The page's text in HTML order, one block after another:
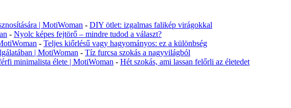
| MotiWoman - DIY ötlet: izgalmas falikép virágokkal
- Nyolc képes fejtörő – mindre tudod a választ?
- Teljes kiőrlésű vagy hagyományos: ez a különbség
| MotiWoman - Tíz furcsa szokás a nagyvilágból
minimalista élete | MotiWoman - Hét szokás, ami lassan felőrli az életedet